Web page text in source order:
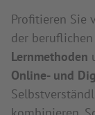
Profitieren Sie
der
Lernmethoden
Online- und